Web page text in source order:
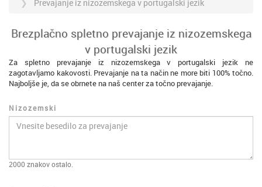
Prevajanje iz nizozemskega v portugalski jezik
Brezplačno spletno prevajanje iz nizozemskega
v portugalski jezik
Za spletno prevajanje iz nizozemskega v portugalski jezik ne
zagotavljamo kakovosti. Prevajanje na ta način ne more biti 100% točno.
Najboljše je, da se obrnete na naš center za točno prevajanje.
Nizozemski
2000 znakov ostalo.